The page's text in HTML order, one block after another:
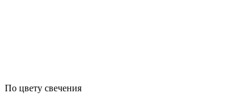
По цвету свечения